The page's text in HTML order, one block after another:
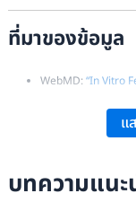
ที่มาของข้อมูล
WebMD: “In Vitro
“In
Rate, and Risks”.
แ
บทความแนะ